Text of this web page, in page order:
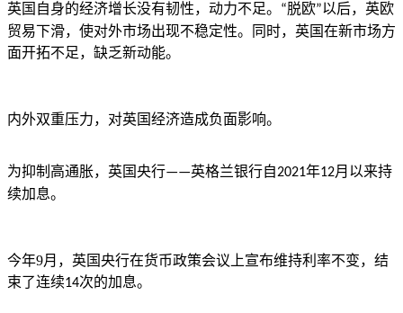
英国自身的经济增长没有韧性，动力不足。 “脱欧”以后，英欧
贸易下滑，使对外市场出现不稳定性。同时，英国在新市场方
面开拓不足，缺乏新动能。
内外双重压力，对英国经济造成负面影响。
为抑制高通胀，英国央行——英格兰银行自2021年12月以来持
续加息。
今年9月，英国央行在货币政策会议上宣布维持利率不变，结
束了连续14次的加息。